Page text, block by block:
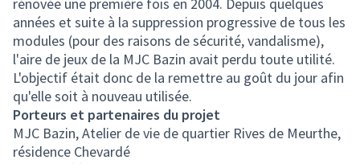
années et suite à la suppression progressive de tous les
modules (pour des raisons de sécurité, vandalisme),
l'aire de jeux de la MJC Bazin avait perdu toute utilité.
L'objectif était donc de la remettre au goût du jour afin
qu'elle soit à nouveau utilisée.
Porteurs et partenaires du projet
MJC Bazin, Atelier de vie de quartier Rives de Meurthe,
résidence Chevardé